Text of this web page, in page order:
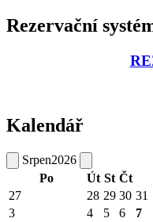
Rezervační
Kalendář
Srpen2026
Po
Út St Čt
27
28 29 30 31
3
4 5 6 7